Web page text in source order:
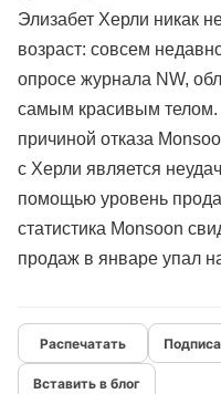
Элизабет Херли никак
возраст: совсем
опросе журнала NW,
самым красивым телом.
причиной отказа
с Херли является
помощью уровень
статистика Monsoon
продаж в январе упал
Вставить в блог